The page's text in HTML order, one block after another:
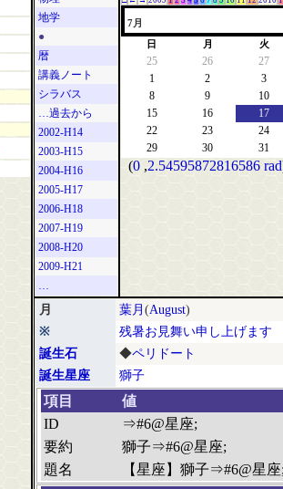
地学
●
暦
講義ノート
シラバス
…過去から
2002-H14
2003-H15
2004-H16
2005-H17
2006-H18
2007-H19
2008-H20
2009-H21
…
7月
日 月 火
25 26
27
1
2
3
8
9
10
15
16
17
22
23
24
29
30 31
(0 ,2.54595872816586 rad
月 葉月 (August)
※
残暑お見舞い申し上げます
誕生石
◆ペリドート
誕生星座
獅子
項目
値
ID
⇒#6@星座;
要約
獅子⇒#6@星座;
題名
【星座】獅子⇒#6@星